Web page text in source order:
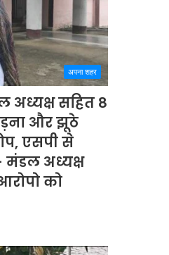
अपना शहर
अध्यक्ष सहित 8
और झूठे
एसपी से
मंडल अध्यक्ष
को